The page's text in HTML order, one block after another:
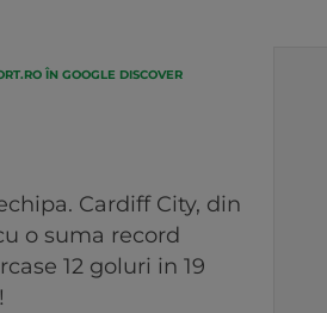
ÎN GOOGLE DISCOVER
Cardiff City, din
o suma record
12 goluri in 19